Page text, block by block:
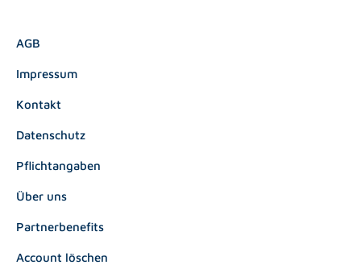
AGB
Impressum
Kontakt
Datenschutz
Pflichtangaben
Über uns
Partnerbenefits
Account löschen